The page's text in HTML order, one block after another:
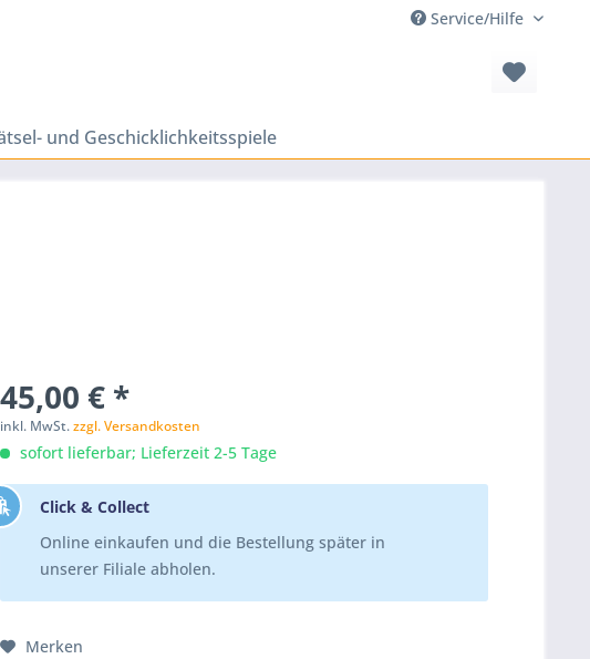
Service/Hilfe
und Geschicklichkeitsspiele
45,00 € *
inkl. MwSt.zzgl. Versandkosten
sofort lieferbar; Lieferzeit 2-5 Tage
Click & Collect
Online einkaufen und die Bestellung später in
unserer Filiale abholen.
Merken